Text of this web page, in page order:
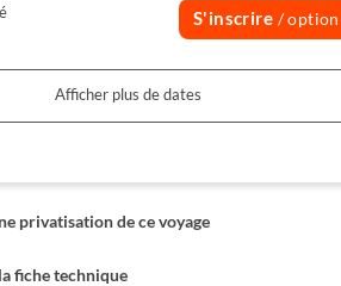
S'inscrire / option
Afficher plus de dates
privatisation de ce voyage
fiche technique